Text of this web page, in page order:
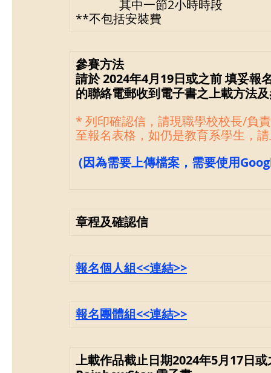
其中一節2小時時段
**不包括安裝費
參賽方法
請於 2024年4月19日或之前 填妥
的聯絡電郵收到電子書之上載方法
* 列印確認信，請現職學校校長/負
至報名表格，如仍是教育系學生，
(因為需要上傳檔案，需要使用
章程及確認信
報名個人組<<連結>>
報名團體組<<連結>>
上載作品截止日期2024年5月17日